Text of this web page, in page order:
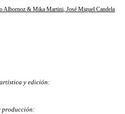
Albornoz & Mika Martini, José Miguel Candela
y edición:
producción: